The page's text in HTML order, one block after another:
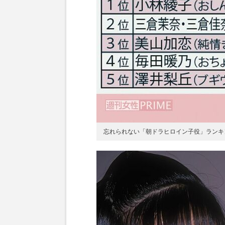
忘れられない「朝ドラヒロイン子役」ラン